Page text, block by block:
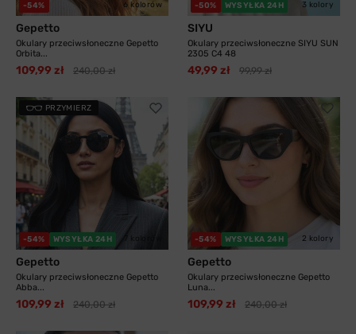
-54% 6 kolorów
Gepetto
Okulary przeciwsłoneczne Gepetto
Orbita...
109,99 zł 240,00 zł
-50% WYSYŁKA 24H 3 kolory
SIYU
Okulary przeciwsłoneczne SIYU SUN
2305 C4 48
49,99 zł 99,99 zł
PRZYMIERZ
-54% WYSYŁKA 24H
Gepetto
Okulary przeciwsłoneczne Gepetto
Abba...
109,99 zł 240,00 zł
-54% WYSYŁKA 24H 2 kolory
Gepetto
Okulary przeciwsłoneczne Gepetto
Luna...
109,99 zł 240,00 zł